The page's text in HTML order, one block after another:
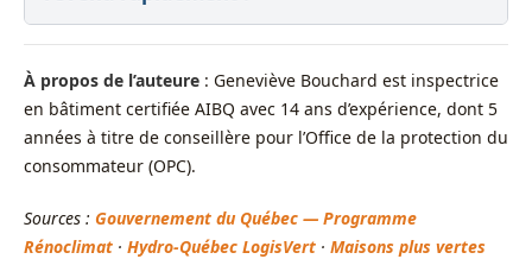
À propos de l’auteure : Geneviève Bouchard est inspectrice
en bâtiment certifiée AIBQ avec 14 ans d’expérience, dont 5
années à titre de conseillère pour l’Office de la protection du
consommateur (OPC).
Sources : Gouvernement du Québec — Programme
Rénoclimat · Hydro-Québec LogisVert · Maisons plus vertes